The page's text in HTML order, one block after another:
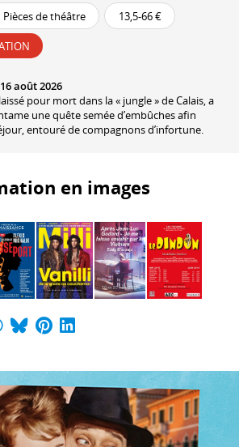
Pièces de théâtre 13,5-66 €
août 2026
pour mort dans la « jungle » de Calais, a
une quête semée d’embûches afin
entouré de compagnons d’infortune.
en images